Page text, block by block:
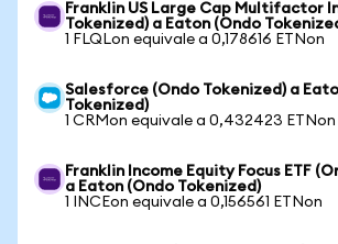
Franklin US Large Cap Multifactor
Tokenized) a Eaton (Ondo
1 FLQLon equivale a 0,178616 ETNon
Salesforce (Ondo Tokenized) a
Tokenized)
1 CRMon equivale a 0,432423 ETNon
Franklin Income Equity Focus ETF
a Eaton (Ondo Tokenized)
1 INCEon equivale a 0,156561 ETNon